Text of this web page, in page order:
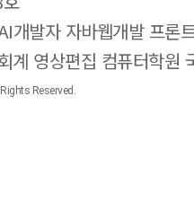
개발자 자바웹개발 프론
계 영상편집 컴퓨터학원
Reserved.